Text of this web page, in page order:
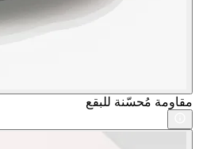
مقاومة مُحسّنة للبقع